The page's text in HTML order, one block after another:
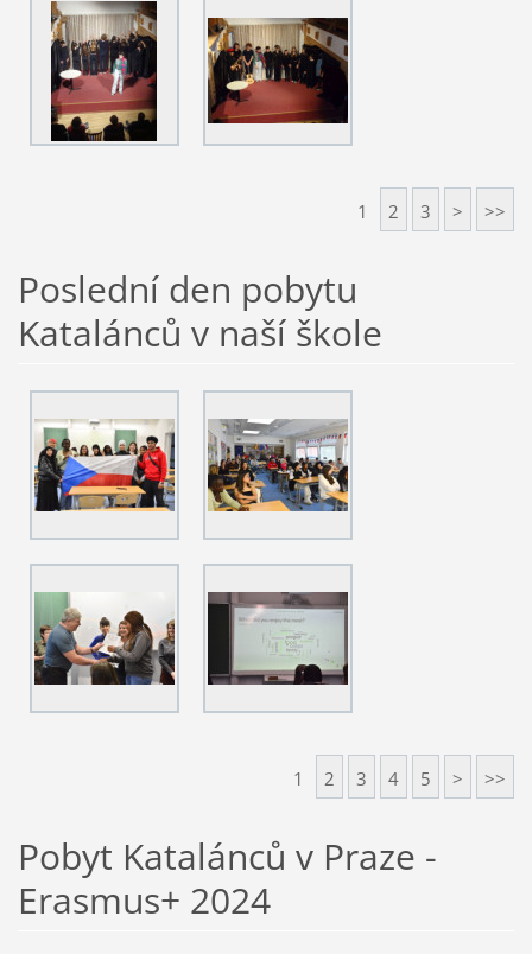
1 2 3 > >>
Poslední den pobytu
Katalánců v naší škole
1 2 3 4 5 > >>
Pobyt Katalánců v Praze -
Erasmus+ 2024